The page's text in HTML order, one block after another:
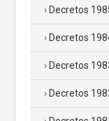
Decretos
Decretos
Decretos
Decretos